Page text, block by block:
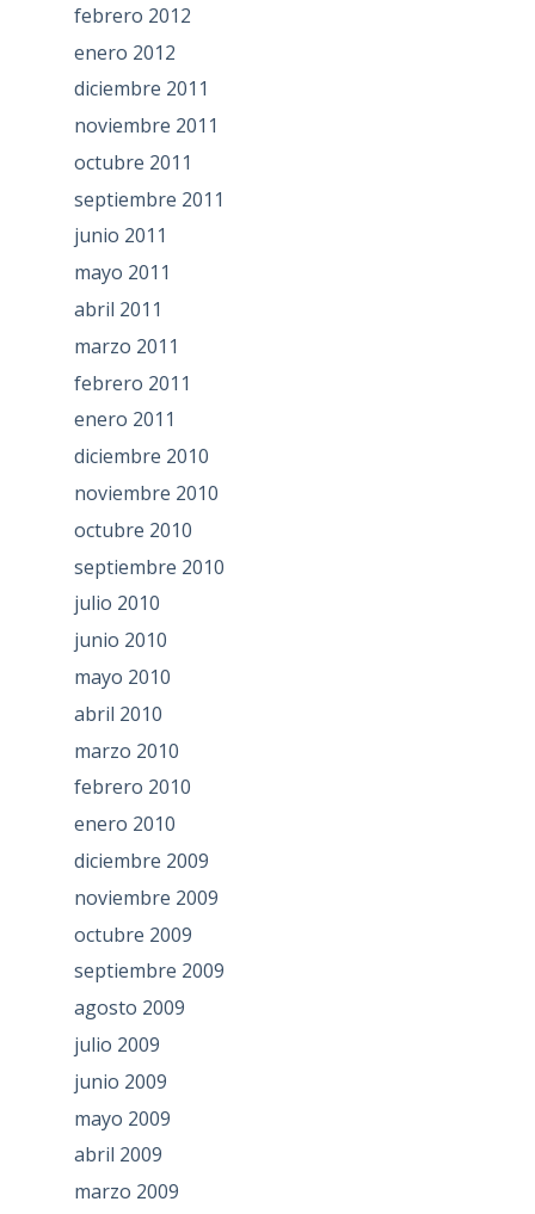
febrero 2012
enero 2012
diciembre 2011
noviembre 2011
octubre 2011
septiembre 2011
junio 2011
mayo 2011
abril 2011
marzo 2011
febrero 2011
enero 2011
diciembre 2010
noviembre 2010
octubre 2010
septiembre 2010
julio 2010
junio 2010
mayo 2010
abril 2010
marzo 2010
febrero 2010
enero 2010
diciembre 2009
noviembre 2009
octubre 2009
septiembre 2009
agosto 2009
julio 2009
junio 2009
mayo 2009
abril 2009
marzo 2009